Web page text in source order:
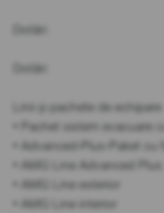
Dotări:
Dotări:
Linii și pachete de echipare
• Pachet sistem evacuare
• Advanced-Plus-Paket cu
• AMG Line Advanced Plus
• AMG Line exterior
• AMG Line interior